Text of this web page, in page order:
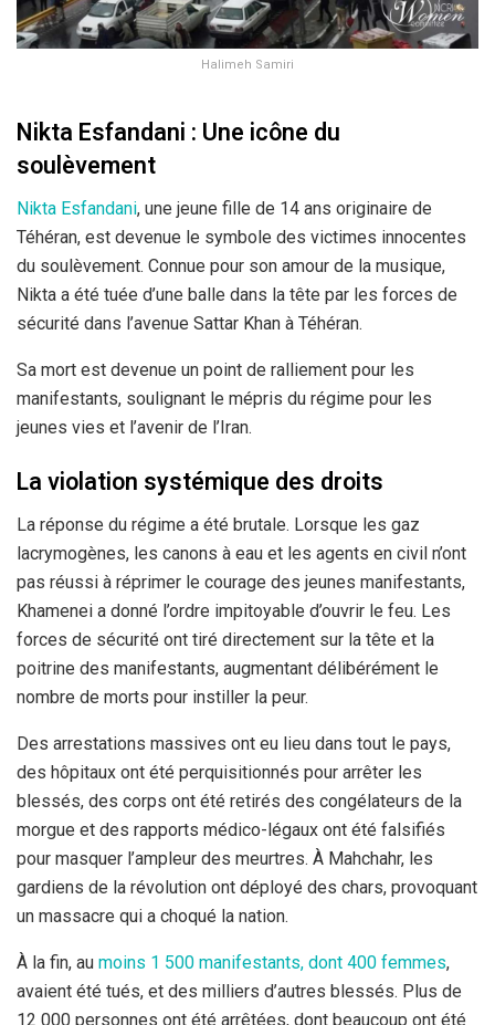
Halimeh Samiri
Nikta Esfandani : Une icône du
soulèvement
Nikta Esfandani, une jeune fille de 14 ans originaire de
Téhéran, est devenue le symbole des victimes innocentes
du soulèvement. Connue pour son amour de la musique,
Nikta a été tuée d’une balle dans la tête par les forces de
sécurité dans l’avenue Sattar Khan à Téhéran.
Sa mort est devenue un point de ralliement pour les
manifestants, soulignant le mépris du régime pour les
jeunes vies et l’avenir de l’Iran.
La violation systémique des droits
La réponse du régime a été brutale. Lorsque les gaz
lacrymogènes, les canons à eau et les agents en civil n’ont
pas réussi à réprimer le courage des jeunes manifestants,
Khamenei a donné l’ordre impitoyable d’ouvrir le feu. Les
forces de sécurité ont tiré directement sur la tête et la
poitrine des manifestants, augmentant délibérément le
nombre de morts pour instiller la peur.
Des arrestations massives ont eu lieu dans tout le pays,
des hôpitaux ont été perquisitionnés pour arrêter les
blessés, des corps ont été retirés des congélateurs de la
morgue et des rapports médico-légaux ont été falsifiés
pour masquer l’ampleur des meurtres. À Mahchahr, les
gardiens de la révolution ont déployé des chars, provoquant
un massacre qui a choqué la nation.
À la fin, au moins 1 500 manifestants, dont 400 femmes,
avaient été tués, et des milliers d’autres blessés. Plus de
12 000 personnes ont été arrêtées, dont beaucoup ont été